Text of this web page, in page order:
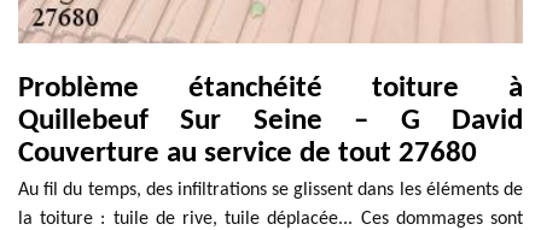
Problème étanchéité toiture à
Quillebeuf Sur Seine – G David
Couverture au service de tout 27680
Au fil du temps, des infiltrations se glissent dans les éléments de
la toiture : tuile de rive, tuile déplacée... Ces dommages sont